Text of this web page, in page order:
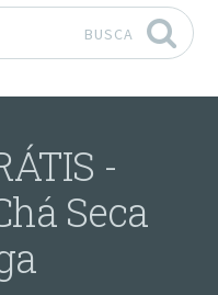
BUSCA
-
Seca